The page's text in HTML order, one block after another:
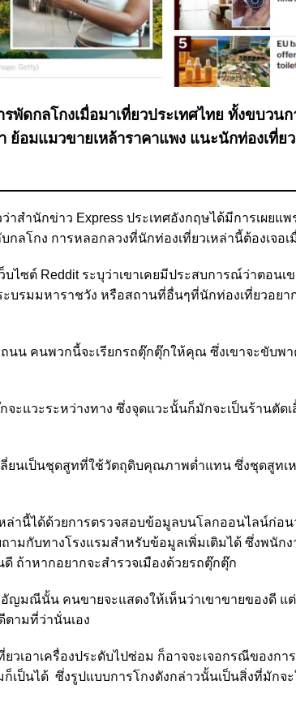
พัดกลโกงเมื่อมาเที่ยวประเทศไทย ทั้งขบวน
อมแมวขายเหล้าราคาแพง แนะนักท่องเที่ย
าสำนักข่าว Express ประเทศอังกฤษได้มีการเผยแ
ลโกง การหลอกลวงที่นักท่องเที่ยวเหล่านี้ต้องเจอเ
บไซต์ Reddit ระบุว่าเขาเคยมีประสบการณ์ว่าตอนเ
บรมมหาราชวัง หรือสถานที่อื่นๆที่นักท่องเที่ยวอย
นน คนพวกนี้จะเรียกรถตุ๊กตุ๊กให้คุณ ซึ่งเขาจะขับพ
ะแวะระหว่างทาง ซึ่งจุดแวะนั้นก็มักจะเป็นร้านตัด
ยนเป็นชุดสูทที่ใช้วัตถุดิบคุณภาพต่ำแทน ซึ่งชุดสูทเ
ล่านี้ได้ด้วยการตรวจสอบข้อมูลบนโลกออนไลน์ก่อ
ามกับทางโรงแรมสำหรับข้อมูลเพิ่มเติมได้ ซึ่งพนัก
ถ้าหากอยากจะสำรวจเมืองด้วยรถตุ๊กตุ๊ก
ญมณีนั้น คนขายจะแสดงให้เห็นว่าเขาขายของดี แ
ามที่ว่านั่นเอง
วเอาเครื่องประดับไปซ่อม ก็อาจจะเจอกรณีของก
ป็นได้ ซึ่งรูปแบบการโกงดังกล่าวนั้นเป็นสิ่งที่มักจ